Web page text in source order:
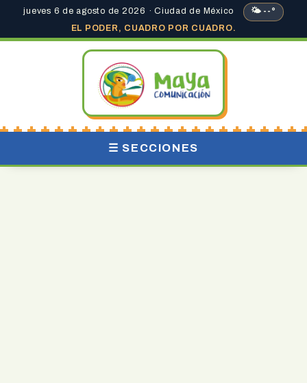
jueves 6 de agosto de 2026 · Ciudad de México
🌤 --°
EL PODER, CUADRO POR CUADRO.
☰ SECCIONES